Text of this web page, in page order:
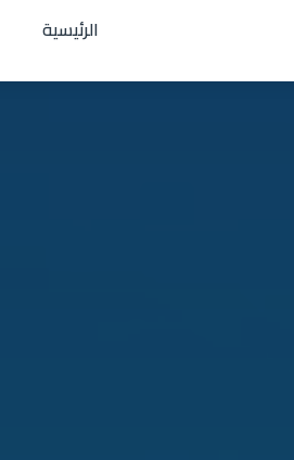
الرئيسية